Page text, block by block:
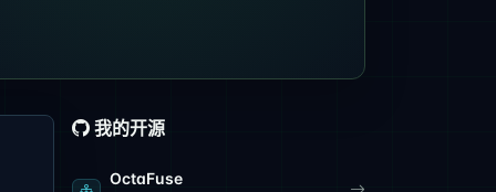
我的开源
OctaFuse